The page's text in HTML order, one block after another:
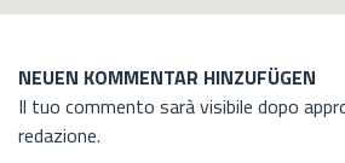
NEUEN KOMMENTAR HINZUFÜGEN
Il tuo commento sarà visibile dopo
redazione.